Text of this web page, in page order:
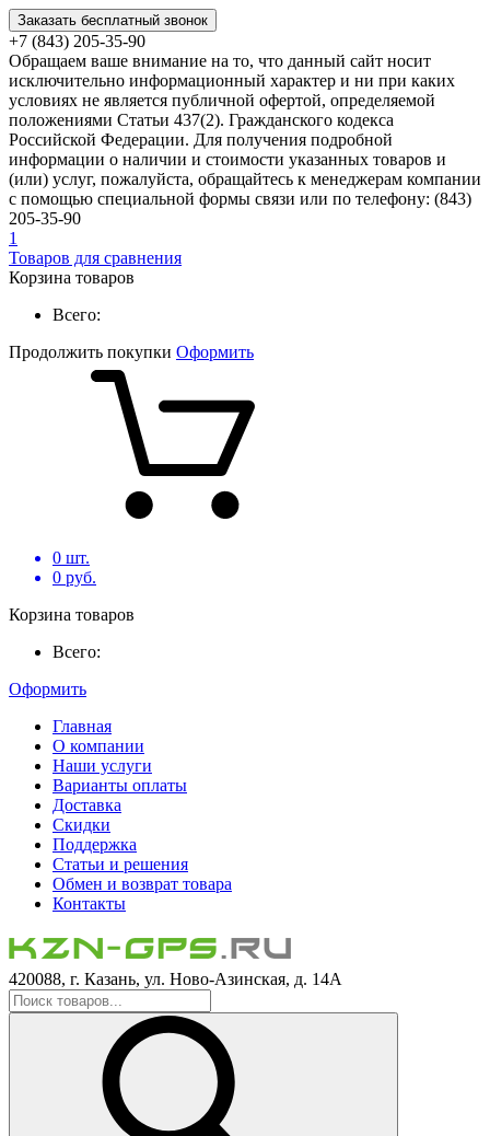
Заказать бесплатный звонок
+7 (843) 205-35-90
Обращаем ваше внимание на то, что данный сайт носит
исключительно информационный характер и ни при каких
условиях не является публичной офертой, определяемой
положениями Статьи 437(2). Гражданского кодекса
Российской Федерации. Для получения подробной
информации о наличии и стоимости указанных товаров и
(или) услуг, пожалуйста, обращайтесь к менеджерам компании
с помощью специальной формы связи или по телефону: (843)
205-35-90
1
Товаров для сравнения
Корзина товаров
Всего:
Продолжить покупки Оформить
0 шт.
0 руб.
Корзина товаров
Всего:
Оформить
Главная
О компании
Наши услуги
Варианты оплаты
Доставка
Скидки
Поддержка
Статьи и решения
Обмен и возврат товара
Контакты
420088, г. Казань, ул. Ново-Азинская, д. 14А